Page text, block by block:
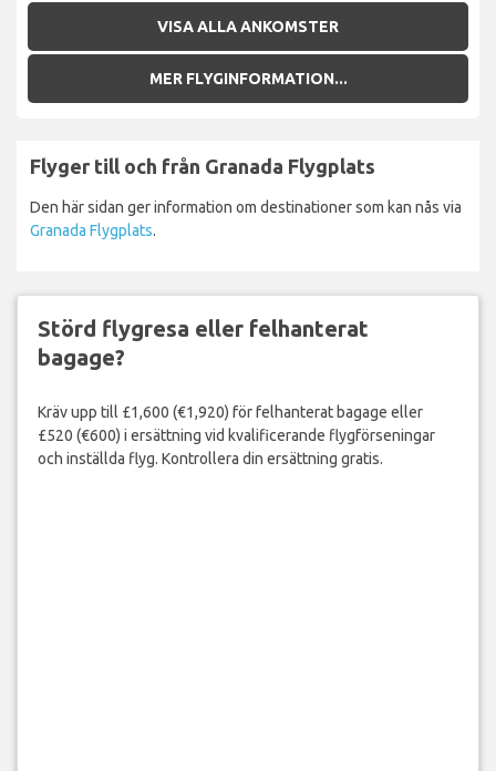
VISA ALLA ANKOMSTER
MER FLYGINFORMATION...
Flyger till och från Granada Flygplats
Den här sidan ger information om destinationer som kan nås via
Granada Flygplats.
Störd flygresa eller felhanterat
bagage?
Kräv upp till £1,600 (€1,920) för felhanterat bagage eller
£520 (€600) i ersättning vid kvalificerande flygförseningar
och inställda flyg. Kontrollera din ersättning gratis.